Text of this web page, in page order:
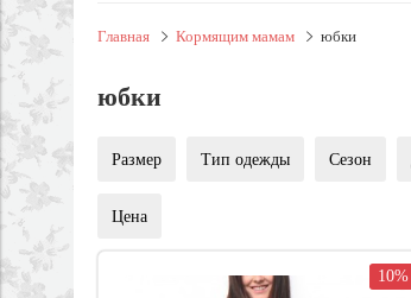
Главная Кормящим мамам юбки
юбки
Размер Тип одежды Сезон
Цена
10%